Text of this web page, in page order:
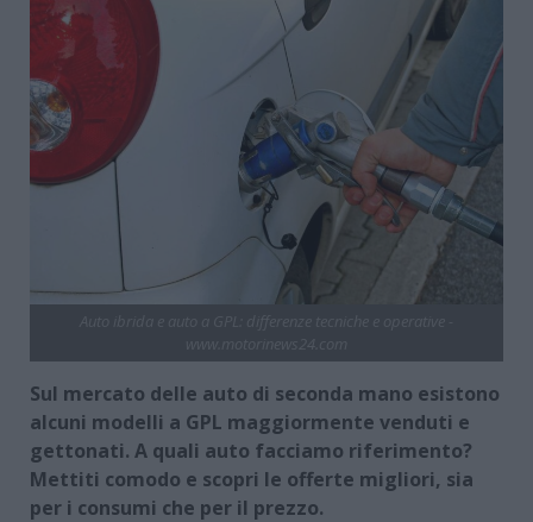
Sul mercato delle auto di seconda mano esistono
alcuni modelli a GPL maggiormente venduti e
gettonati. A quali auto facciamo riferimento?
Mettiti comodo e scopri le offerte migliori, sia
per i consumi che per il prezzo.